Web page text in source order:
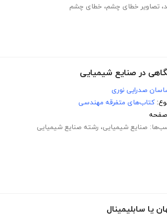
، تصاویر خطای چشم، خطای چشم
در صنایع شیمیایی
صدرایی نوری
کتاب‌های متفرقه مهندسی
صنایع شیمیایی، رشته صنایع شیمیایی
یا سابلیمینال